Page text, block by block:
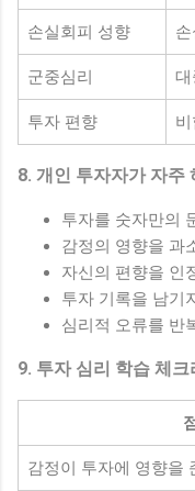
손실회피 성향
군중심리 대
투자 편향
8. 개인 투자자가 자주
투자를 숫자만의
감정의 영향을 과
자신의 편향을 인
투자 기록을 남기
심리적 오류를 반
9. 투자 심리 학습 체크
감정이 투자에 영향을